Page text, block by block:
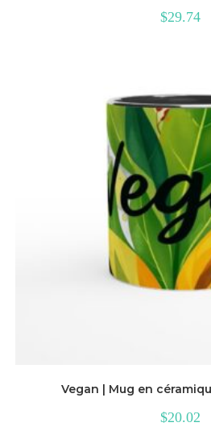
$29.74
Vegan | Mug en
$20.02